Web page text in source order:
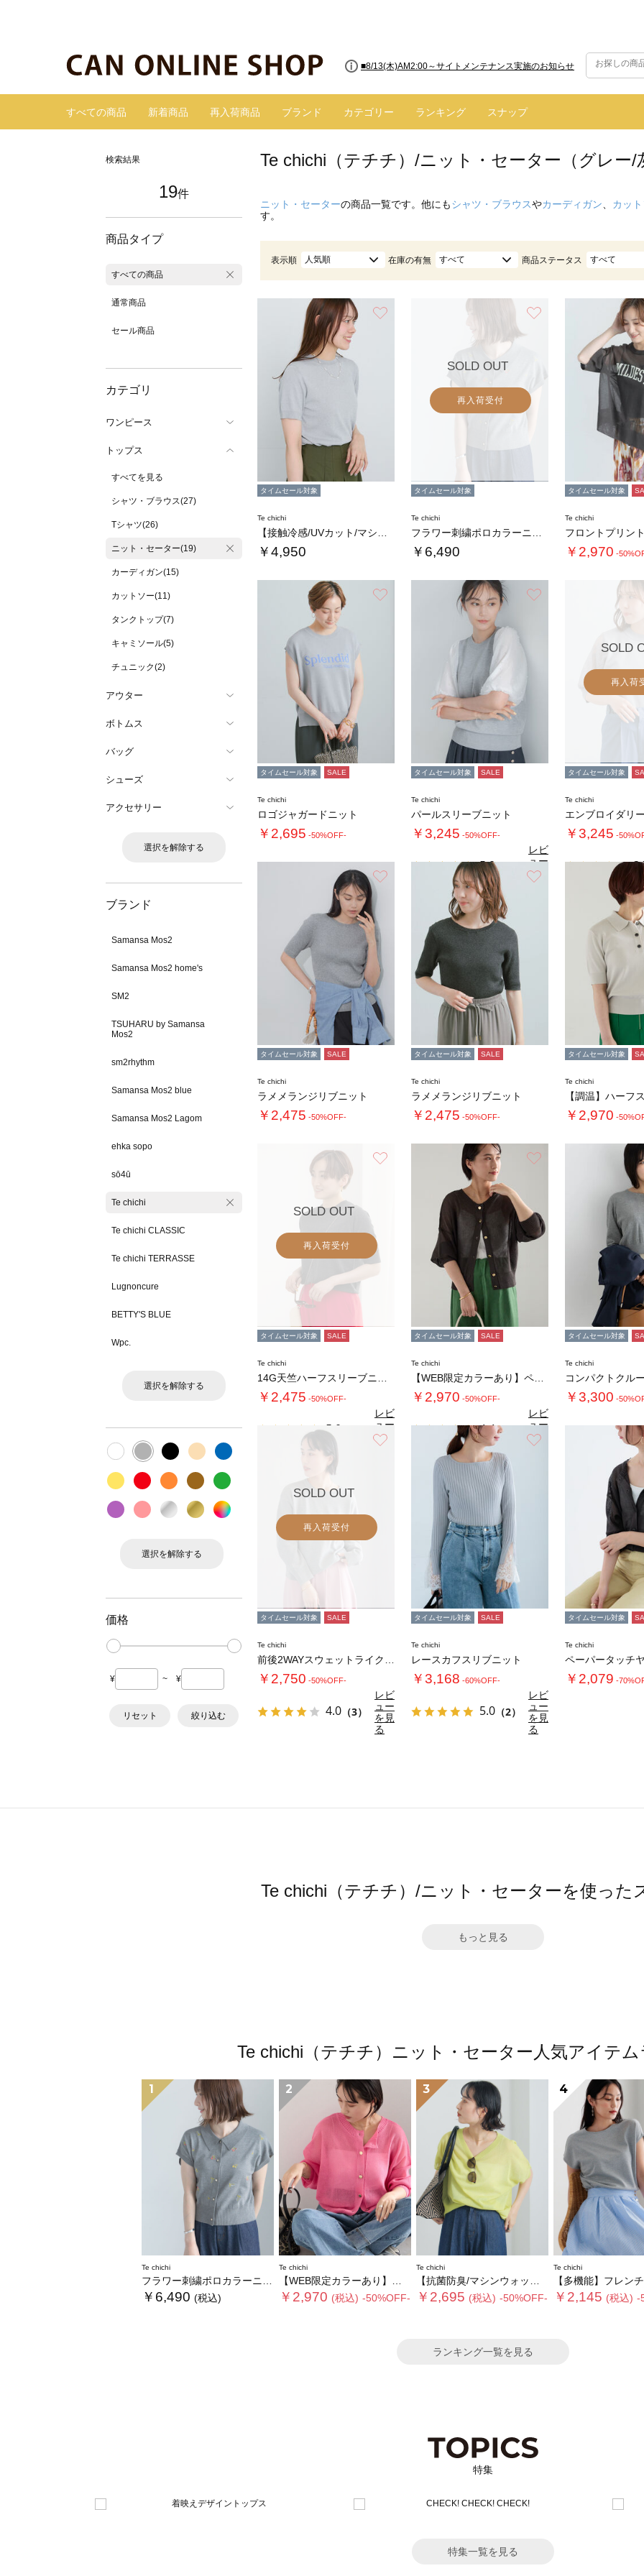
■8/13(木)AM2:00～サイトメンテナンス実施のお知らせ
すべての商品 新着商品 再入荷商品 ブランド カテゴリー ランキング スナップ
検索結果
19件
商品タイプ
すべての商品
通常商品
セール商品
カテゴリ
ワンピース
トップス
すべてを見る
シャツ・ブラウス(27)
Tシャツ(26)
ニット・セーター(19)
カーディガン(15)
カットソー(11)
タンクトップ(7)
キャミソール(5)
チュニック(2)
アウター
ボトムス
バッグ
シューズ
アクセサリー
選択を解除する
ブランド
Samansa Mos2
Samansa Mos2 home's
SM2
TSUHARU by Samansa
Mos2
sm2rhythm
Samansa Mos2 blue
Samansa Mos2 Lagom
ehka sopo
sō4ū
Te chichi
Te chichi CLASSIC
Te chichi TERRASSE
Lugnoncure
BETTY'S BLUE
Wpc.
選択を解除する
選択を解除する
価格
¥ ~ ¥
リセット 絞り込む
Te chichi（テチチ）/ニット・セーター（グレー/
ニット・セーターの商品一覧です。他にもシャツ・ブラウスやカーディガン カッ
す。
表示順 人気順 在庫の有無 すべて 商品ステータス すべて
タイムセール対象
Te chichi
￥4,950
SOLD OUT
再入荷受付
タイムセール対象
Te chichi
￥6,490
タイムセール対象
Te chichi
￥2,970 -
タイムセール対象 SALE
Te chichi
ロゴジャガードニット
￥2,695 -50%OFF-
タイムセール対象 SALE
Te chichi
パールスリーブニット
￥3,245 -50%OFF-
5.0（1）
レビ
ュー
を見
る
SOLD
再入荷
タイムセール対象
Te chichi
￥3,245 -
タイムセール対象 SALE
Te chichi
ラメメランジリブニット
￥2,475 -50%OFF-
タイムセール対象 SALE
Te chichi
ラメメランジリブニット
￥2,475 -50%OFF-
タイムセール対象
Te chichi
￥2,970 -
SOLD OUT
再入荷受付
タイムセール対象 SALE
Te chichi
￥2,475 -50%OFF-
5.0
レビ
ュー
を見
る
タイムセール対象 SALE
Te chichi
￥2,970 -50%OFF-
4.4（8）
レビ
ュー
を見
る
タイムセール対象
Te chichi
￥3,300 -
SOLD OUT
再入荷受付
タイムセール対象 SALE
Te chichi
￥2,750 -50%OFF-
4.0 （3）
レビ
ュー
を見
る
タイムセール対象 SALE
Te chichi
レースカフスリブニット
￥3,168 -60%OFF-
5.0 （2）
レビ
ュー
を見
る
タイムセール対象
Te chichi
￥2,079 -
Te chichi（テチチ）/ニット・セーターを使った
もっと見る
Te chichi（テチチ）ニット・セーター人気アイテ
1
Te chichi
フラワー刺繍ポロカラーニット
￥6,490 (税込)
2
Te chichi
【WEB限定カラーあり】ペーパータッチヤーン2wayメッシュニット
￥2,970 (税込) -50%OFF-
3
Te chichi
【抗菌防臭/マシンウォッシャブル】Vネックドルマンニット
￥2,695 (税込) -50%OFF-
4
Te chichi
【多機能】フレンチスリーブニット《2026
￥2,145 (税込) -
ランキング一覧を見る
特集
特集一覧を見る